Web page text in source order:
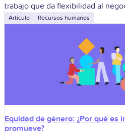
trabajo que da flexibilidad al
persona, siempre que se distinga
Artículo Recursos humanos
Equidad de género: ¿Por qué es
promueve?